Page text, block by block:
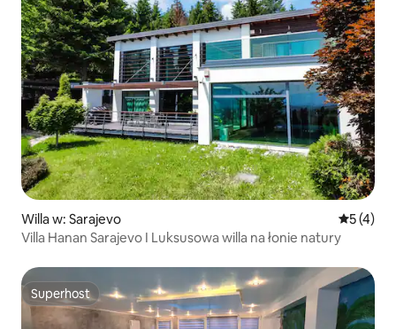
Willa w: Sarajevo Średnia
5 (4)
Villa Hanan Sarajevo I Luksusowa willa na łonie natury
Superhost
Superhost